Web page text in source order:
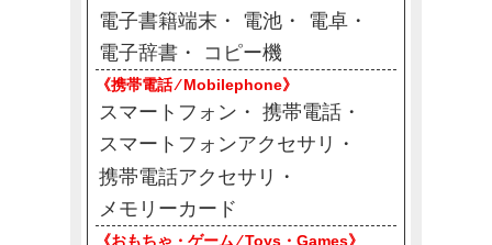
電子書籍端末
電池
電卓
電子辞書
コピー機
《携帯電話 ⁄ Mobilephone》
スマートフォン
携帯電話
スマートフォンアクセサリ
携帯電話アクセサリ
メモリーカード
《おもちゃ・ゲーム ⁄ Toys・Games》